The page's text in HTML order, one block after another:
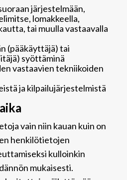
järjestelmään,
lomakkeella,
tai muulla vastaavalla
(pääkäyttäjä) tai
syöttäminä
vastaavien tekniikoiden
ja kilpailujärjestelmistä
vain niin kauan kuin on
henkilötietojen
kulloinkin
mukaisesti.